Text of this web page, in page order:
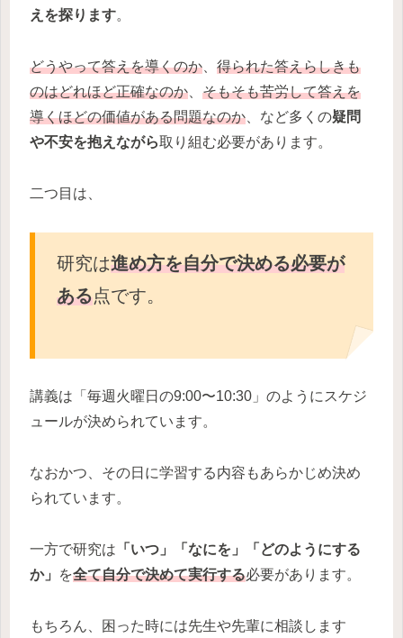
えを探ります。
どうやって答えを導くのか
得られた答えらしきも
のはどれほど正確なのか
そもそも苦労して答えを
導くほどの価値がある問題なのか 、など多くの疑問
や不安を抱えながら取り組む必要があります。
二つ目は、
研究は進め方を自分で決める必要が
ある点です。
講義は「毎週火曜日の9:00〜10:30」のようにスケジ
ュールが決められています。
なおかつ、その日に学習する内容もあらかじめ決め
られています。
一方で研究は 「いつ」「なにを」「どのようにする
か」
を全て自分で決めて実行する必要があります。
もちろん、困った時には先生や先輩に相談します